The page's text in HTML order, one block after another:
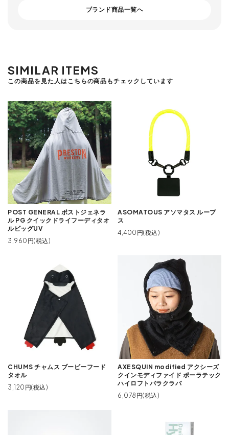
ブランド商品一覧へ
SIMILAR ITEMS
この商品を見た人はこちらの商品もチェックしています
POST GENERAL ポストジェネラ
ル PG クイックドライフーディタオ
ルビッグUV
3,960円(税込)
ASOMATOUS アソマタス ループ
ス
4,400円(税込)
CHUMS チャムス ブービーフード
タオル
3,120円(税込)
AXESQUIN modified アクシーズ
クインモディファイド ポーラテック
ハイロフトバラクラバ
6,078円(税込)